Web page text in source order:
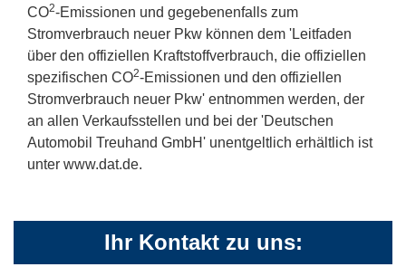
CO2-Emissionen und gegebenenfalls zum
Stromverbrauch neuer Pkw können dem 'Leitfaden
über den offiziellen Kraftstoffverbrauch, die offiziellen
spezifischen CO2-Emissionen und den offiziellen
Stromverbrauch neuer Pkw' entnommen werden, der
an allen Verkaufsstellen und bei der 'Deutschen
Automobil Treuhand GmbH' unentgeltlich erhältlich ist
unter www.dat.de.
Ihr Kontakt zu uns: